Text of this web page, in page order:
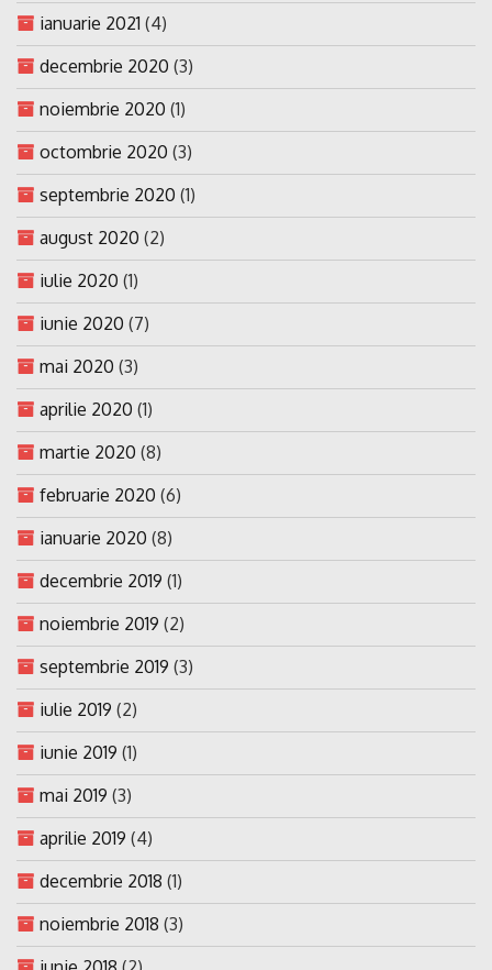
ianuarie 2021 (4)
decembrie 2020 (3)
noiembrie 2020 (1)
octombrie 2020 (3)
septembrie 2020 (1)
august 2020 (2)
iulie 2020 (1)
iunie 2020 (7)
mai 2020 (3)
aprilie 2020 (1)
martie 2020 (8)
februarie 2020 (6)
ianuarie 2020 (8)
decembrie 2019 (1)
noiembrie 2019 (2)
septembrie 2019 (3)
iulie 2019 (2)
iunie 2019 (1)
mai 2019 (3)
aprilie 2019 (4)
decembrie 2018 (1)
noiembrie 2018 (3)